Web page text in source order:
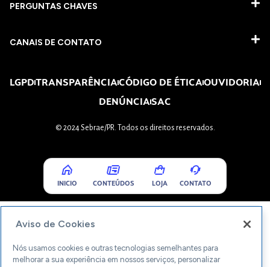
PERGUNTAS CHAVES​
CANAIS DE CONTATO
LGPDTRANSPARÊNCIACÓDIGO DE ÉTICAOUVIDORIA
DENÚNCIASAC
© 2024 Sebrae/PR. Todos os direitos reservados.
INICIO CONTEÚDOS LOJA CONTATO
Aviso de Cookies
Nós usamos cookies e outras tecnologias semelhantes para
melhorar a sua experiência em nossos serviços, personalizar